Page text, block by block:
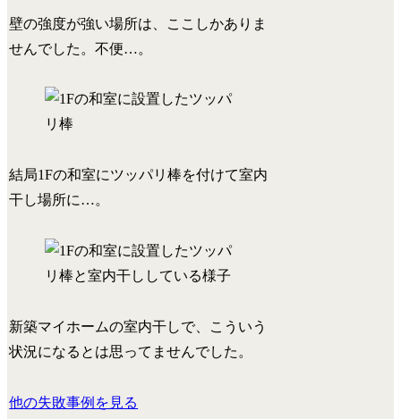
壁の強度が強い場所は、ここしかありま
せんでした。不便…。
結局1Fの和室にツッパリ棒を付けて室内
干し場所に…。
新築マイホームの室内干しで、こういう
状況になるとは思ってませんでした。
他の失敗事例を見る